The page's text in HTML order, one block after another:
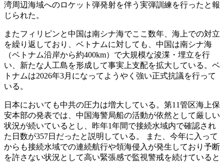
湾周辺海域へのロケット弾発射を伴う実弾訓練を行ったと報
じられた。
またフィリピンと中国は南シナ海でここ数年、海上での対立
を繰り返しており、ベトナムに対しても、中国は南シナ海
（ベトナム沿岸から約400km）で大規模な浚渫・埋立を行
い、新たな人工島を形成して事実上支配を拡大している。ベ
トナムは2026年3月になってようやく強い正式抗議を行って
いる。
日本においても中共の圧力は増大している。第11管区海上保
安本部の発表では、中国海警局船の活動が依然として厳しい
状況が続いているとし、昨年1年間で接続水域内で確認され
た日数が357日だったと説明している。 また、今年に入って
からも接続水域での連続航行や領海侵入が発生しており予断
を許さない状況として高い緊張感で監視警戒を続けていると